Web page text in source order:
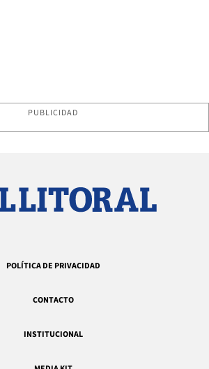
PUBLICIDAD
POLÍTICA DE PRIVACIDAD
CONTACTO
INSTITUCIONAL